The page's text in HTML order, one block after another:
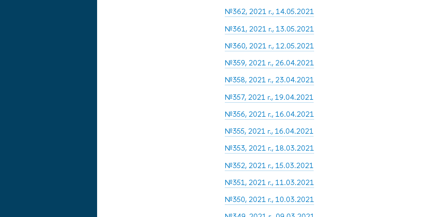
№362, 2021 г., 14.05.2021
№361, 2021 г., 13.05.2021
№360, 2021 г., 12.05.2021
№359, 2021 г., 26.04.2021
№358, 2021 г., 23.04.2021
№357, 2021 г., 19.04.2021
№356, 2021 г., 16.04.2021
№355, 2021 г., 16.04.2021
№353, 2021 г., 18.03.2021
№352, 2021 г., 15.03.2021
№351, 2021 г., 11.03.2021
№350, 2021 г., 10.03.2021